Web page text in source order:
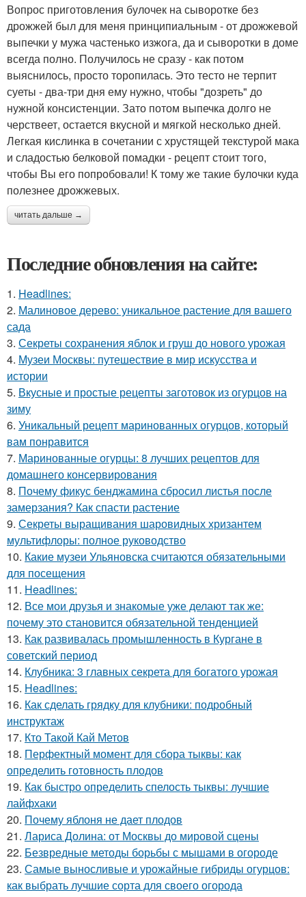
Вопрос приготовления булочек на сыворотке без
дрожжей был для меня принципиальным - от дрожжевой
выпечки у мужа частенько изжога, да и сыворотки в доме
всегда полно. Получилось не сразу - как потом
выяснилось, просто торопилась. Это тесто не терпит
суеты - два-три дня ему нужно, чтобы "дозреть" до
нужной консистенции. Зато потом выпечка долго не
черствеет, остается вкусной и мягкой несколько дней.
Легкая кислинка в сочетании с хрустящей текстурой мака
и сладостью белковой помадки - рецепт стоит того,
чтобы Вы его попробовали! К тому же такие булочки куда
полезнее дрожжевых.
читать дальше →
Последние обновления на сайте:
1. Headlines:
2. Малиновое дерево: уникальное растение для вашего
сада
3. Секреты сохранения яблок и груш до нового урожая
4. Музеи Москвы: путешествие в мир искусства и
истории
5. Вкусные и простые рецепты заготовок из огурцов на
зиму
6. Уникальный рецепт маринованных огурцов, который
вам понравится
7. Маринованные огурцы: 8 лучших рецептов для
домашнего консервирования
8. Почему фикус бенджамина сбросил листья после
замерзания? Как спасти растение
9. Секреты выращивания шаровидных хризантем
мультифлоры: полное руководство
10. Какие музеи Ульяновска считаются обязательными
для посещения
11. Headlines:
12. Все мои друзья и знакомые уже делают так же:
почему это становится обязательной тенденцией
13. Как развивалась промышленность в Кургане в
советский период
14. Клубника: 3 главных секрета для богатого урожая
15. Headlines:
16. Как сделать грядку для клубники: подробный
инструктаж
17. Кто Такой Кай Метов
18. Перфектный момент для сбора тыквы: как
определить готовность плодов
19. Как быстро определить спелость тыквы: лучшие
лайфхаки
20. Почему яблоня не дает плодов
21. Лариса Долина: от Москвы до мировой сцены
22. Безвредные методы борьбы с мышами в огороде
23. Самые выносливые и урожайные гибриды огурцов:
как выбрать лучшие сорта для своего огорода